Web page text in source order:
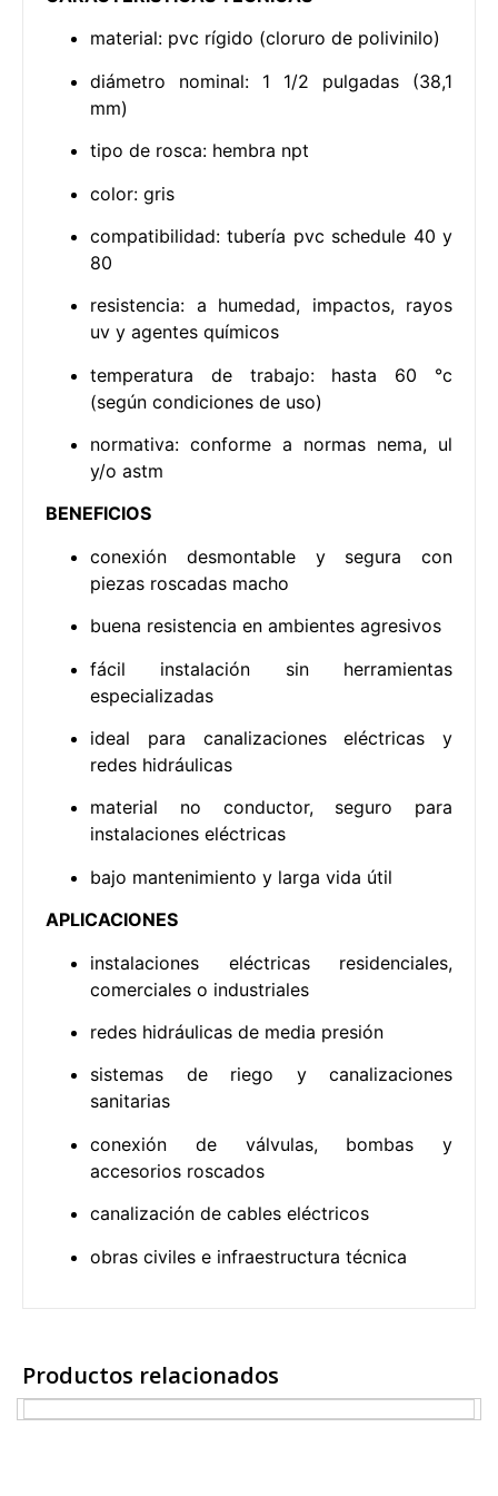
material: pvc rígido (cloruro de polivinilo)
diámetro nominal: 1 1/2 pulgadas (38,1
mm)
tipo de rosca: hembra npt
color: gris
compatibilidad: tubería pvc schedule 40 y
80
resistencia: a humedad, impactos, rayos
uv y agentes químicos
temperatura de trabajo: hasta 60 °c
(según condiciones de uso)
normativa: conforme a normas nema, ul
y/o astm
BENEFICIOS
conexión desmontable y segura con
piezas roscadas macho
buena resistencia en ambientes agresivos
fácil instalación sin herramientas
especializadas
ideal para canalizaciones eléctricas y
redes hidráulicas
material no conductor, seguro para
instalaciones eléctricas
bajo mantenimiento y larga vida útil
APLICACIONES
instalaciones eléctricas residenciales,
comerciales o industriales
redes hidráulicas de media presión
sistemas de riego y canalizaciones
sanitarias
conexión de válvulas, bombas y
accesorios roscados
canalización de cables eléctricos
obras civiles e infraestructura técnica
Productos relacionados
FLEDCO